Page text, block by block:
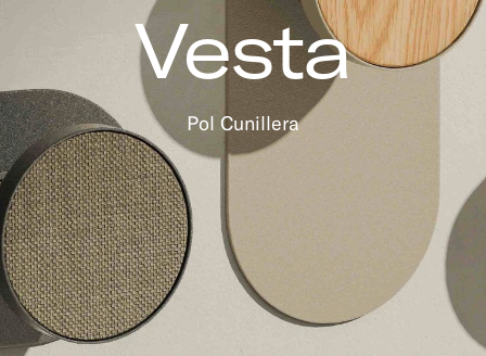
Vesta
Pol Cunillera